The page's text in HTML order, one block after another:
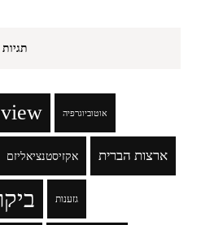
תגיות
אוטוביוגרפיה
אקזיסטנציאליזם ארצות הברית
גזענות